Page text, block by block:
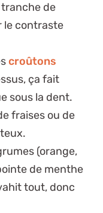
de
le contraste
croûtons
ça fait
sous la dent.
fraises ou de
(orange,
de menthe
tout, donc